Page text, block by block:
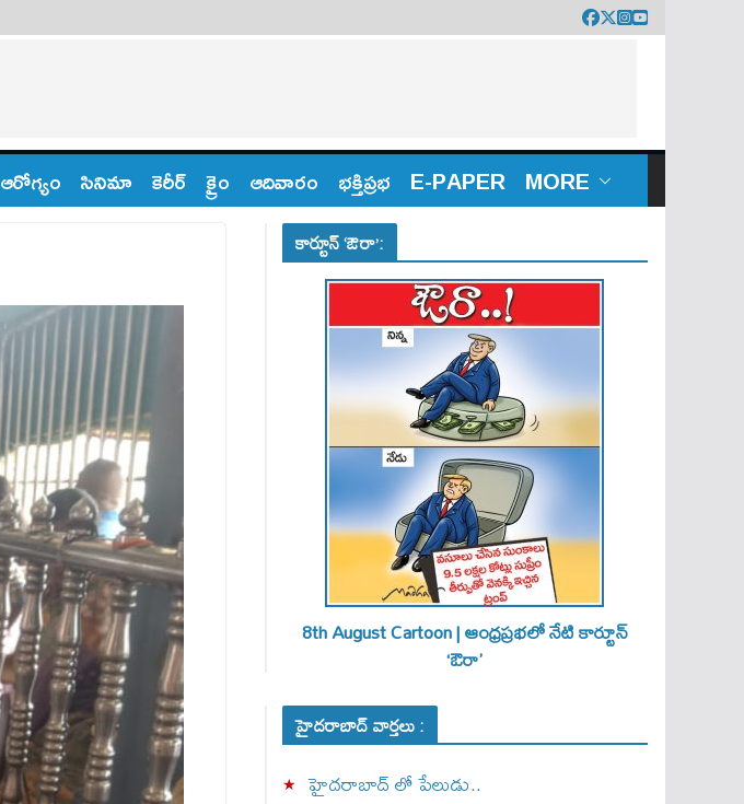
ఆరోగ్యం సినిమా కెరీర్ క్రైం ఆదివారం భక్తిప్రభ E-PAPER MORE
కార్టూన్ ‘ఔరా’:
8th August Cartoon | ఆంధ్రప్రభలో నేటి కార్టూన్
‘ఔరా’
హైదరాబాద్ వార్తలు :
హైదరాబాద్ లో పేలుడు..